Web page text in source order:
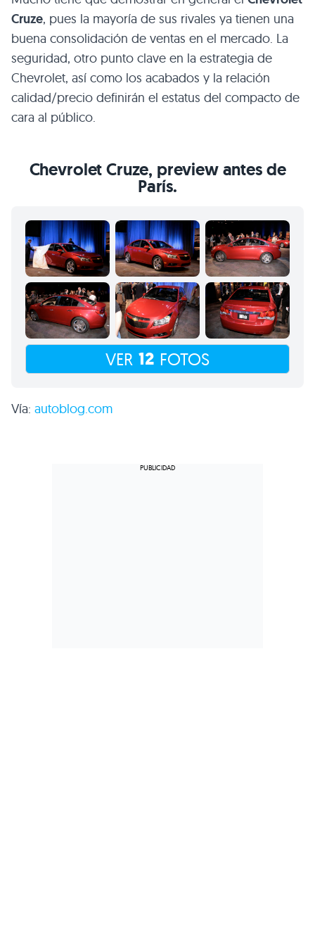
Cruze, pues la mayoría de sus rivales ya tienen una
buena consolidación de ventas en el mercado. La
seguridad, otro punto clave en la estrategia de
Chevrolet, así como los acabados y la relación
calidad/precio definirán el estatus del compacto de
cara al público.
Chevrolet Cruze, preview antes de
París.
VER 12 FOTOS
Vía: autoblog.com